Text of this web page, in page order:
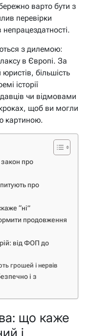
варто бути з
перевірки
непрацездатності.
з дилемою:
в Європі. За
більшість
історії
чи відмовами
щоб ви могли
картиною.
про
про
“ні”
продовження
від ФОП до
грошей і нервів
і з
що каже
і